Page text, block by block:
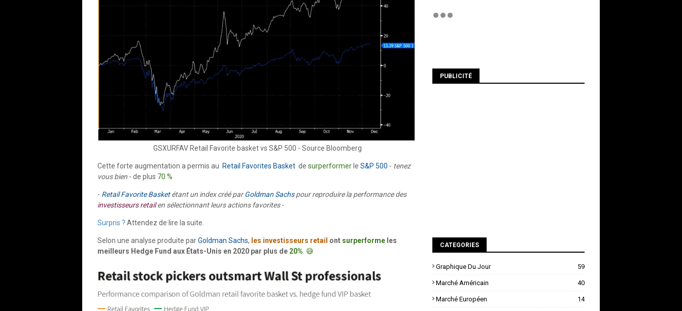
GSXURFAV Retail Favorite basket vs S&P 500 - Source Bloomberg
Cette forte augmentation a permis au Retail Favorites Basket de surperformer le S&P 500 - tenez
vous bien - de plus 70 %
- Retail Favorite Basketétant un index créé parGoldman Sachspour reproduire la performance des
investisseurs retailen sélectionnant leurs actions favorites-
Surpris ? Attendez de lire la suite.
Selon une analyse produite parGoldman Sachs, les investisseurs retail ont surperforme les
meilleurs Hedge Fund aux États-Unis en 2020 par plus de 20%. 😅
PUBLICITÉ
CATEGORIES
Graphique Du Jour 59
Marché Américain 40
Marché Européen 14